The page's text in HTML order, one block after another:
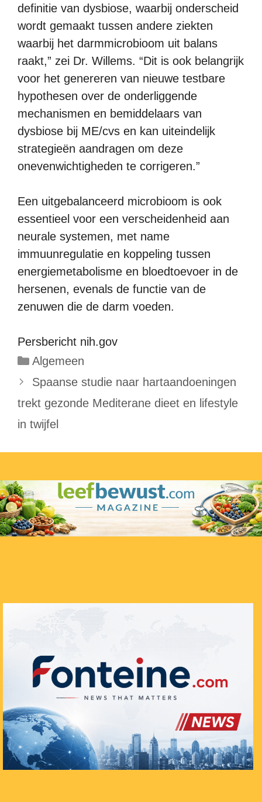
definitie van dysbiose, waarbij onderscheid
wordt gemaakt tussen andere ziekten
waarbij het darmmicrobioom uit balans
raakt,” zei Dr. Willems. “Dit is ook belangrijk
voor het genereren van nieuwe testbare
hypothesen over de onderliggende
mechanismen en bemiddelaars van
dysbiose bij ME/cvs en kan uiteindelijk
strategieën aandragen om deze
onevenwichtigheden te corrigeren.”
Een uitgebalanceerd microbioom is ook
essentieel voor een verscheidenheid aan
neurale systemen, met name
immuunregulatie en koppeling tussen
energiemetabolisme en bloedtoevoer in de
hersenen, evenals de functie van de
zenuwen die de darm voeden.
Persbericht nih.gov
Categorieën
Algemeen
Spaanse studie naar hartaandoeningen
trekt gezonde Mediterane dieet en lifestyle
in twijfel